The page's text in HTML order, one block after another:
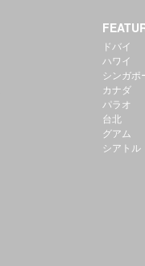
ドバイ
ハワイ
シンガポ
カナダ
パラオ
台北
グアム
シアトル